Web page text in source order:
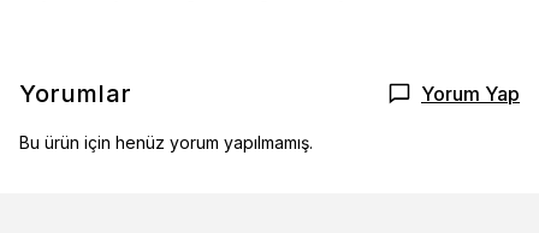
Yorumlar Yorum Yap
Bu ürün için henüz yorum yapılmamış.